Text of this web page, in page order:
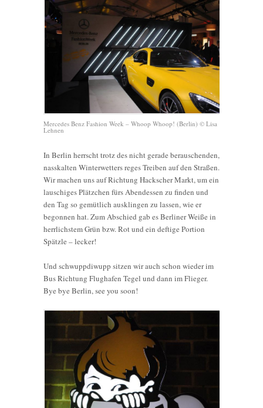
Mercedes Benz Fashion Week – Whoop Whoop! (Berlin) © Lisa
Lehnen
In Berlin herrscht trotz des nicht gerade berauschenden,
nasskalten Winterwetters reges Treiben auf den Straßen.
Wir machen uns auf Richtung Hackscher Markt, um ein
lauschiges Plätzchen fürs Abendessen zu finden und
den Tag so gemütlich ausklingen zu lassen, wie er
begonnen hat. Zum Abschied gab es Berliner Weiße in
herrlichstem Grün bzw. Rot und ein deftige Portion
Spätzle – lecker!
Und schwuppdiwupp sitzen wir auch schon wieder im
Bus Richtung Flughafen Tegel und dann im Flieger.
Bye bye Berlin, see you soon!